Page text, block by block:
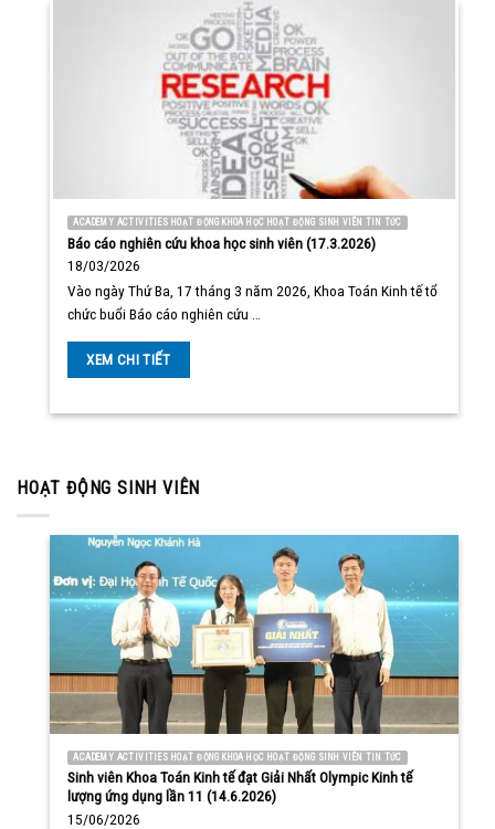
ACADEMY ACTIVITIES HOẠT ĐỘNG KHOA HỌC HOẠT ĐỘNG SINH VIÊN TIN TỨC
Báo cáo nghiên cứu khoa học sinh viên (17.3.2026)
18/03/2026
Vào ngày Thứ Ba, 17 tháng 3 năm 2026, Khoa Toán Kinh tế tổ
chức buổi Báo cáo nghiên cứu …
XEM CHI TIẾT
HOẠT ĐỘNG SINH VIÊN
ACADEMY ACTIVITIES HOẠT ĐỘNG KHOA HỌC HOẠT ĐỘNG SINH VIÊN TIN TỨC
Sinh viên Khoa Toán Kinh tế đạt Giải Nhất Olympic Kinh tế
lượng ứng dụng lần 11 (14.6.2026)
15/06/2026